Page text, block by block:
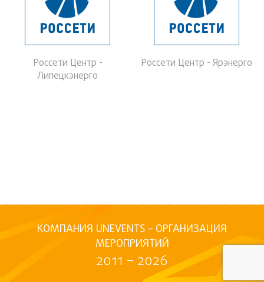
Россети Центр -
Липецкэнерго
Россети Центр - Ярэнерго
КОМПАНИЯ UNEVENTS – ОРГАНИЗАЦИЯ
МЕРОПРИЯТИЙ
2011 – 2026